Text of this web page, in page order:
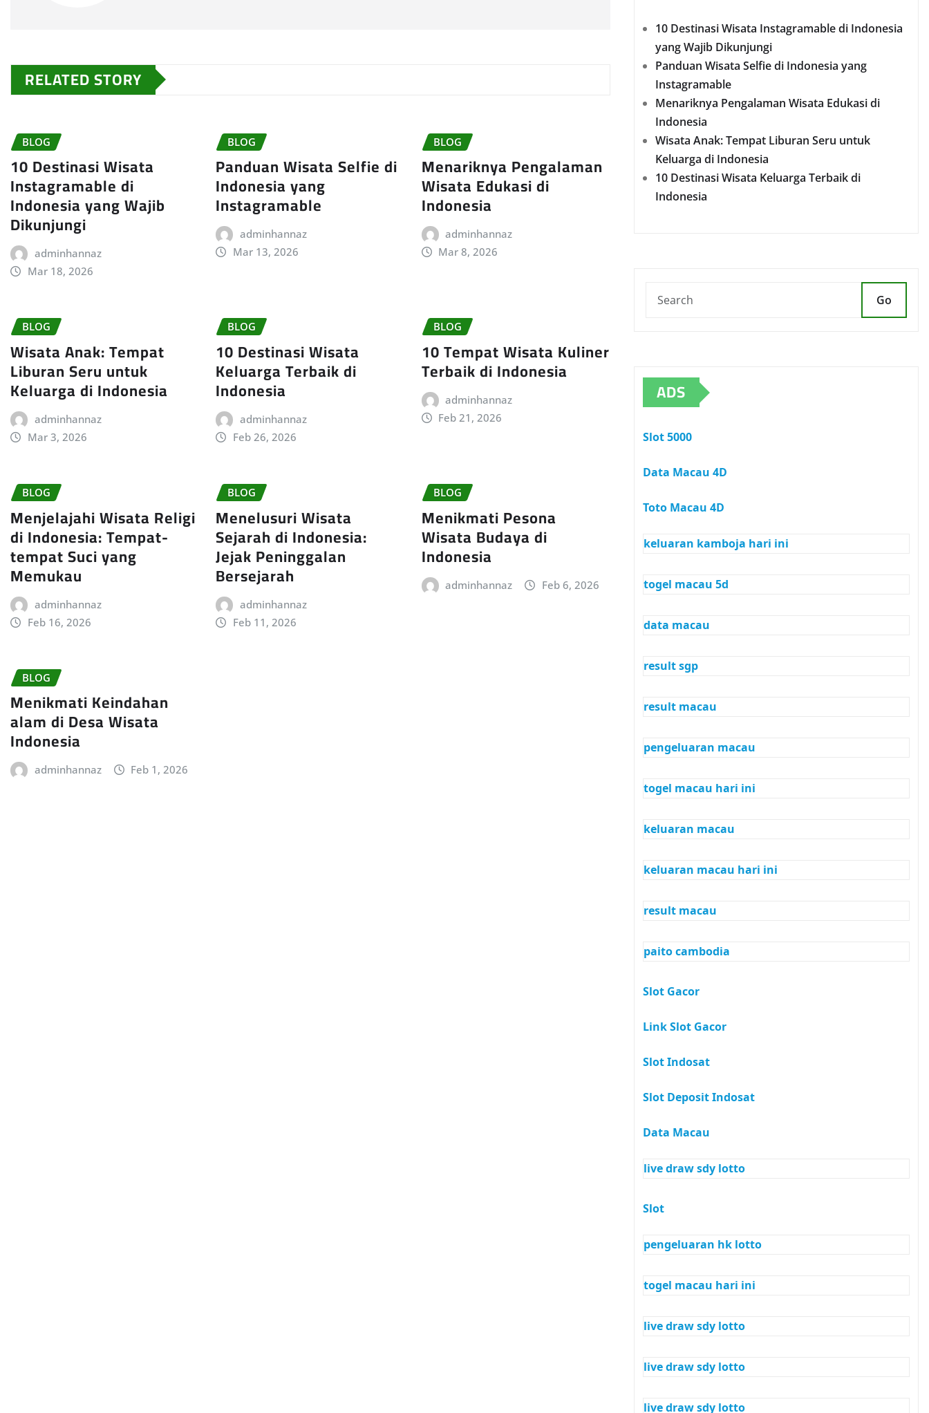
RELATED STORY
BLOG
10 Destinasi Wisata
Instagramable di
Indonesia yang Wajib
Dikunjungi
adminhannaz
Mar 18, 2026
BLOG
Panduan Wisata Selfie di
Indonesia yang
Instagramable
adminhannaz
Mar 13, 2026
BLOG
Menariknya Pengalaman
Wisata Edukasi di
Indonesia
adminhannaz
Mar 8, 2026
BLOG
Wisata Anak: Tempat
Liburan Seru untuk
Keluarga di Indonesia
adminhannaz
Mar 3, 2026
BLOG
10 Destinasi Wisata
Keluarga Terbaik di
Indonesia
adminhannaz
Feb 26, 2026
BLOG
10 Tempat Wisata Kuliner
Terbaik di Indonesia
adminhannaz
Feb 21, 2026
BLOG
Menjelajahi Wisata Religi
di Indonesia: Tempat-
tempat Suci yang
Memukau
adminhannaz
Feb 16, 2026
BLOG
Menelusuri Wisata
Sejarah di Indonesia:
Jejak Peninggalan
Bersejarah
adminhannaz
Feb 11, 2026
BLOG
Menikmati Pesona
Wisata Budaya di
Indonesia
adminhannaz Feb 6, 2026
BLOG
Menikmati Keindahan
alam di Desa Wisata
Indonesia
adminhannaz Feb 1, 2026
10 Destinasi Wisata Instagramable di Indonesia
yang Wajib Dikunjungi
Panduan Wisata Selfie di Indonesia yang
Instagramable
Menariknya Pengalaman Wisata Edukasi di
Indonesia
Wisata Anak: Tempat Liburan Seru untuk
Keluarga di Indonesia
10 Destinasi Wisata Keluarga Terbaik di
Indonesia
Go
ADS
Slot 5000
Data Macau 4D
Toto Macau 4D
keluaran kamboja hari ini
togel macau 5d
data macau
result sgp
result macau
pengeluaran macau
togel macau hari ini
keluaran macau
keluaran macau hari ini
result macau
paito cambodia
Slot Gacor
Link Slot Gacor
Slot Indosat
Slot Deposit Indosat
Data Macau
live draw sdy lotto
Slot
pengeluaran hk lotto
togel macau hari ini
live draw sdy lotto
live draw sdy lotto
live draw sdy lotto